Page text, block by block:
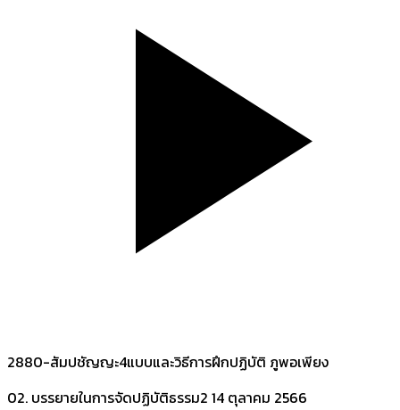
2880-สัมปชัญญะ4แบบและวิธีการฝึกปฏิบัติ ภูพอเพียง
02. บรรยายในการจัดปฏิบัติธรรม2 14 ตุลาคม 2566